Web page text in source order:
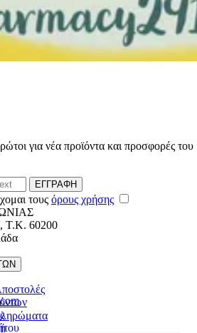
για νέα προϊόντα και προσφορές του
ΕΓΓΡΑΦΗ
τους όρους χρήσης
, T.K. 60200